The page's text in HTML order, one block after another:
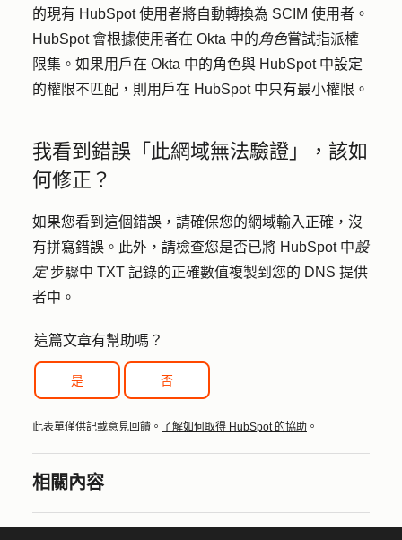
的現有 HubSpot 使用者將自動轉換為 SCIM 使用者。
HubSpot 會根據使用者在 Okta 中的角色嘗試指派權
限集。如果用戶在 Okta 中的角色與 HubSpot 中設定
的權限不匹配，則用戶在 HubSpot 中只有最小權限。
我看到錯誤「此網域無法驗證」，該如
何修正？
如果您看到這個錯誤，請確保您的網域輸入正確，沒
有拼寫錯誤。此外，請檢查您是否已將 HubSpot 中設
定步驟中 TXT 記錄的正確數值複製到您的 DNS 提供
者中。
這篇文章有幫助嗎？
是 否
此表單僅供記載意見回饋。 了解如何取得 HubSpot 的協助 。
相關內容